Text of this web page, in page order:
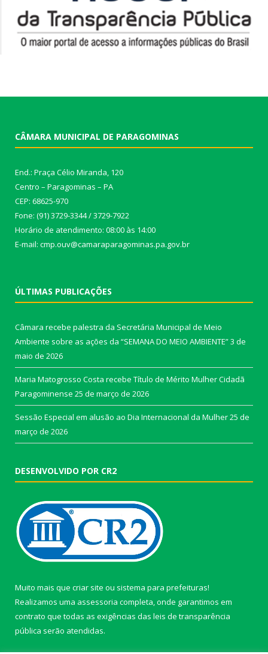
CÂMARA MUNICIPAL DE PARAGOMINAS
End.: Praça Célio Miranda, 120
Centro – Paragominas – PA
CEP: 68625-970
Fone: (91) 3729-3344 / 3729-7922
Horário de atendimento: 08:00 às 14:00
E-mail: cmp.ouv@camaraparagominas.pa.gov.br
ÚLTIMAS PUBLICAÇÕES
Câmara recebe palestra da Secretária Municipal de Meio
Ambiente sobre as ações da “SEMANA DO MEIO AMBIENTE”3 de
maio de 2026
Maria Matogrosso Costa recebe Título de Mérito Mulher Cidadã
Paragominense 25 de março de 2026
Sessão Especial em alusão ao Dia Internacional da Mulher25 de
março de 2026
DESENVOLVIDO POR CR2
Muito mais que criar site ou sistema para prefeituras!
Realizamos uma assessoria completa, onde garantimos em
contrato que todas as exigências das leis de transparência
pública serão atendidas.